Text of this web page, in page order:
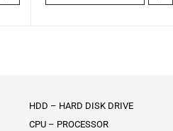
HDD – HARD DISK DRIVE
CPU – PROCESSOR